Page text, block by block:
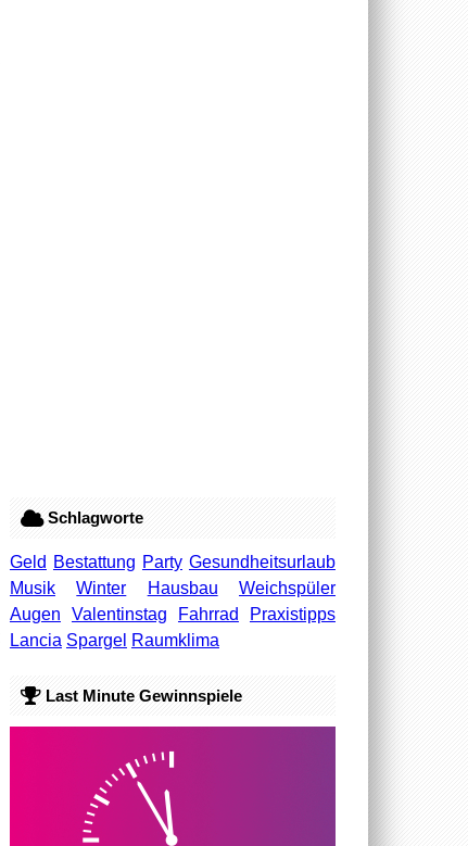
Schlagworte
Geld Bestattung Party Gesundheitsurlaub
Musik
Winter Hausbau
Weichspüler
Augen
Valentinstag Fahrrad
Praxistipps
Lancia Spargel Raumklima
Last Minute Gewinnspiele